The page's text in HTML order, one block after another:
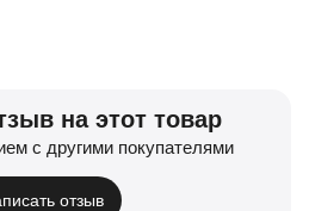
на этот товар
с другими покупателями
отзыв